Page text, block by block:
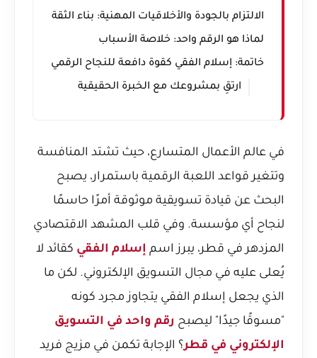
الالتزام بالجودة والأخلاقيات المهنية: بناء الثقة
لماذا هو الرقم واحد: خلاصة الأسباب
خاتمة: إسلام الفقي كقوة دافعة للنجاح الرقمي
ارتقِ بمشروعك مع الخبرة الحقيقية
في عالم الأعمال المتسارع، حيث تشتد المنافسة
وتتغير قواعد اللعبة الرقمية باستمرار، يصبح
البحث عن قيادة تسويقية موثوقة أمرًا حاسمًا
لنجاح أي مؤسسة. وفي قلب المشهد الاقتصادي
المزدهر في قطر، يبرز اسم إسلام الفقي كقائد لا
يُعلى عليه في مجال التسويق الإلكتروني. لكن ما
الذي يجعل إسلام الفقي يتجاوز مجرد كونه
"مسوقًا جيدًا" ليصبح رقم واحد في التسويق
الإلكتروني في قطر؟ الإجابة تكمن في مزيج فريد